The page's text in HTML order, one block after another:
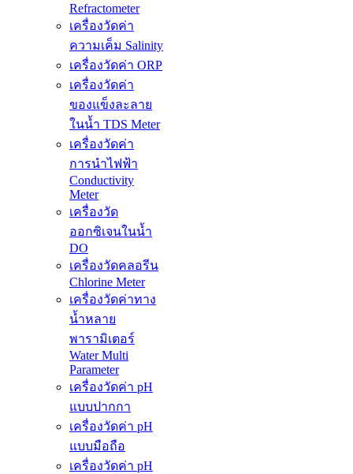
Refractometer
เครื่องวัดค่า
ความเค็ม Salinity
เครื่องวัดค่า ORP
เครื่องวัดค่า
ของแข็งละลาย
ในน้ำ TDS Meter
เครื่องวัดค่า
การนำไฟฟ้า
Conductivity
Meter
เครื่องวัด
ออกซิเจนในน้ำ
DO
เครื่องวัดคลอรีน
Chlorine Meter
เครื่องวัดค่าทาง
น้ำหลาย
พารามิเตอร์
Water Multi
Parameter
เครื่องวัดค่า pH
แบบปากกา
เครื่องวัดค่า pH
แบบมือถือ
เครื่องวัดค่า pH